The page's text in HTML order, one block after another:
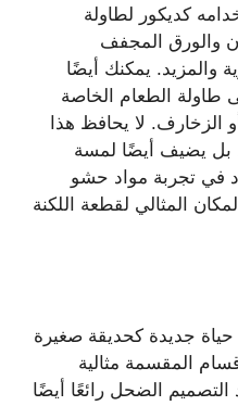
كديكور لطاولة
والورق المجفف
والمزيد. يمكنك أيضًا
طاولة الطعام الخاصة
الزخارف. لا يحافظ هذا
يضيف أيضًا لمسة
في تجربة مواد حشو
المثالي لقطعة اللكنة
حياة جديدة كحديقة صغيرة
المقسمة مثالية
الضحل رائعًا أيضًا